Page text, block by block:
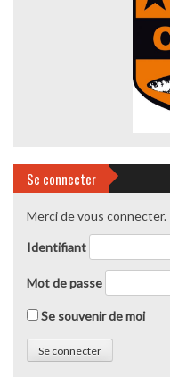
Se connecter
Merci de vous connecter.
Identifiant
Mot de passe
Se souvenir de moi